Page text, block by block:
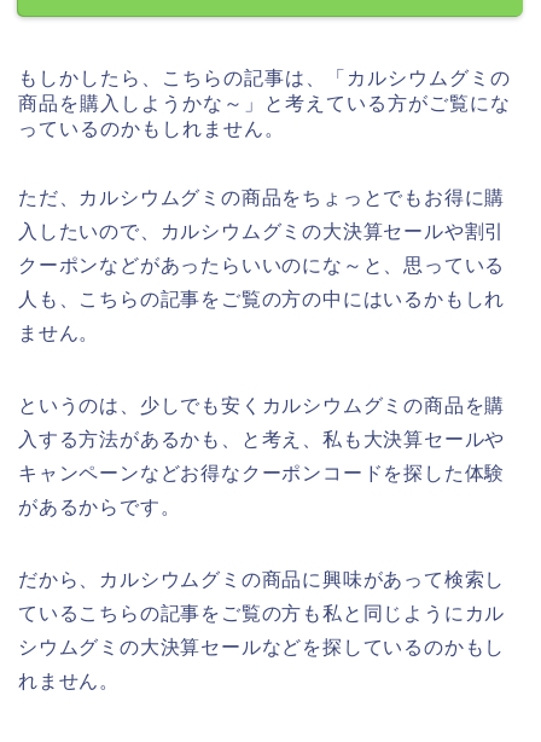
もしかしたら、こちらの記事は、「カルシウムグミの
商品を購入しようかな～」と考えている方がご覧にな
っているのかもしれません。
ただ、カルシウムグミの商品をちょっとでもお得に購
入したいので、カルシウムグミの大決算セールや割引
クーポンなどがあったらいいのにな～と、思っている
人も、こちらの記事をご覧の方の中にはいるかもしれ
ません。
というのは、少しでも安くカルシウムグミの商品を購
入する方法があるかも、と考え、私も大決算セールや
キャンペーンなどお得なクーポンコードを探した体験
があるからです。
だから、カルシウムグミの商品に興味があって検索し
ているこちらの記事をご覧の方も私と同じようにカル
シウムグミの大決算セールなどを探しているのかもし
れません。